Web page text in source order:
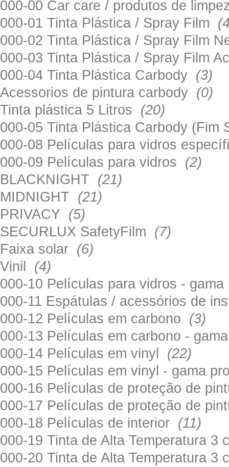
000-00 Car care / produtos de
000-01 Tinta Plástica / Spray Film
000-02 Tinta Plástica / Spray Film
000-03 Tinta Plástica / Spray Film
000-04 Tinta Plástica Carbody (3)
Acessorios de pintura carbody (0)
Tinta plástica 5 Litros (20)
000-05 Tinta Plástica Carbody
000-08 Películas para vidros
000-09 Películas para vidros (2)
BLACKNIGHT (21)
MIDNIGHT (21)
PRIVACY (5)
SECURLUX SafetyFilm (7)
Faixa solar (6)
Vinil (4)
000-10 Películas para vidros -
000-11 Espátulas / acessórios de
000-12 Películas em carbono (3)
000-13 Películas em carbono -
000-14 Películas em vinyl (22)
000-15 Películas em vinyl - gama
000-16 Películas de proteção de
000-17 Películas de proteção de
000-18 Películas de interior (11)
000-19 Tinta de Alta Temperatura
000-20 Tinta de Alta Temperatura